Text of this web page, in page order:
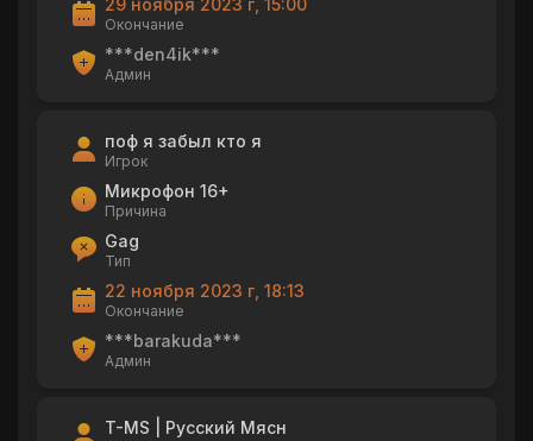
29 ноября 2023 г, 15:00
Окончание
***den4ik***
Админ
поф я забыл кто я
Игрок
Микрофон 16+
Причина
Gag
Тип
22 ноября 2023 г, 18:13
Окончание
***barakuda***
Админ
T-MS | Русский Мясн